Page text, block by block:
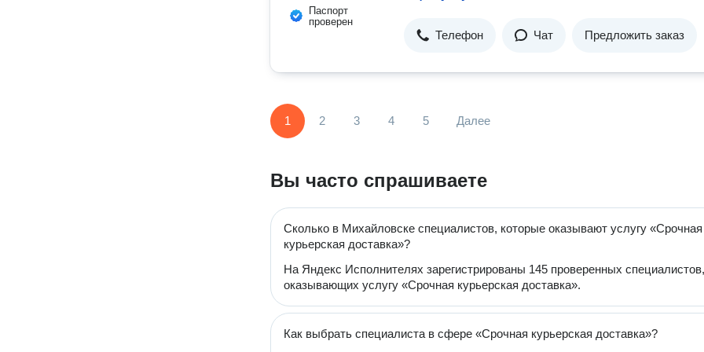
Паспорт
проверен
Телефон Чат Предложить заказ
1 2 3 4 5 Далее
Вы часто спрашиваете
Сколько в Михайловске специалистов, которые оказывают услугу «Срочная
курьерская доставка»?
На Яндекс Исполнителях зарегистрированы 145 проверенных специалистов,
оказывающих услугу «Срочная курьерская доставка».
Как выбрать специалиста в сфере «Срочная курьерская доставка»?